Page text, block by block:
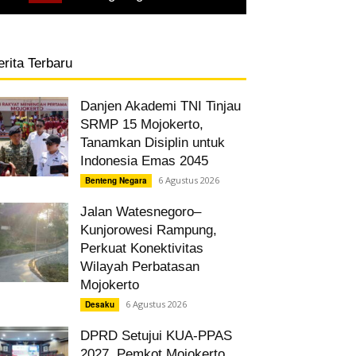
Terbaru
Danjen Akademi TNI Tinjau
SRMP 15 Mojokerto,
Tanamkan Disiplin untuk
Indonesia Emas 2045
Benteng Negara 6 Agustus 2026
Jalan Watesnegoro–
Kunjorowesi Rampung,
Perkuat Konektivitas
Wilayah Perbatasan
Mojokerto
Desaku 6 Agustus 2026
DPRD Setujui KUA-PPAS